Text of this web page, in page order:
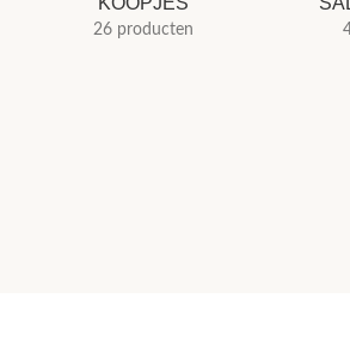
26 producten